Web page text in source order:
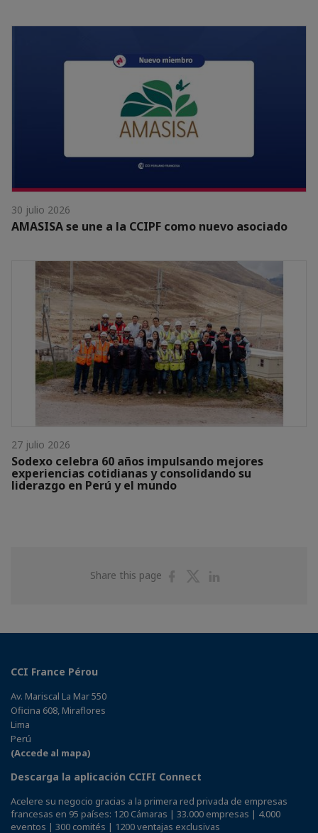
30 julio 2026
AMASISA se une a la CCIPF como nuevo asociado
27 julio 2026
Sodexo celebra 60 años impulsando mejores
experiencias cotidianas y consolidando su
liderazgo en Perú y el mundo
Share this page
ShareShare
CCI France Pérou
Av. Mariscal La Mar 550
Oficina 608, Miraflores
Lima
Perú
(Accede al mapa)
Descarga la aplicación CCIFI Connect
Acelere su negocio gracias a la primera red privada de empresas
francesas en 95 países: 120 Cámaras | 33.000 empresas | 4.000
eventos | 300 comités | 1200 ventajas exclusivas